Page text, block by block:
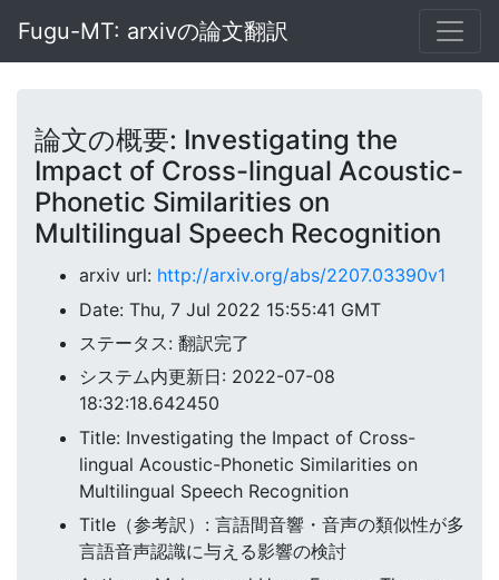
Fugu-MT: arxivの論文翻訳
論文の概要: Investigating the
Impact of Cross-lingual Acoustic-
Phonetic Similarities on
Multilingual Speech Recognition
arxiv url: http://arxiv.org/abs/2207.03390v1
Date: Thu, 7 Jul 2022 15:55:41 GMT
ステータス: 翻訳完了
システム内更新日: 2022-07-08
18:32:18.642450
Title: Investigating the Impact of Cross-
lingual Acoustic-Phonetic Similarities on
Multilingual Speech Recognition
Title（参考訳）: 言語間音響・音声の類似性が多
言語音声認識に与える影響の検討